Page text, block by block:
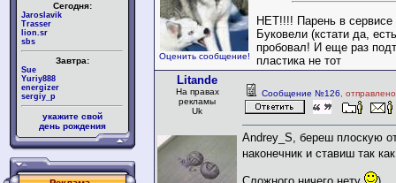
Сегодня:
Jaroslavik
Trasser
lion.sr
sbs
Завтра:
Sue
Yuriy888
energizer
sergiy_p
укажите свой
день рождения
Оценить сообщение!
НЕТ!!!! Парень в
Буковели (кстати да,
пробовал! И еще раз
пластика не тот
Litande
На правах
рекламы
Uk
Сообщение №126 ,
Andrey_S, береш плоскую
наконечник и ставиш так